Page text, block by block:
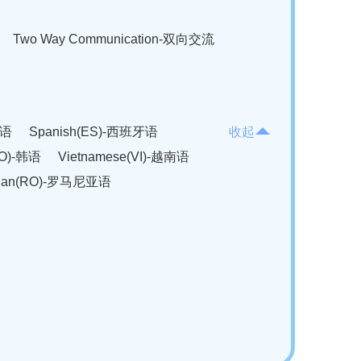
Two Way Communication-双向交流
Spanish(ES)-西班牙语
韩语
Vietnamese(VI)-越南语
罗马尼亚语
收起